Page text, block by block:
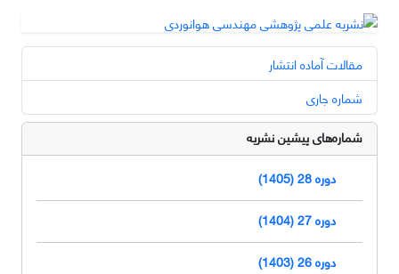
مقالات آماده انتشار
شماره جاری
شماره‌های پیشین نشریه
دوره 28 (1405)
دوره 27 (1404)
دوره 26 (1403)